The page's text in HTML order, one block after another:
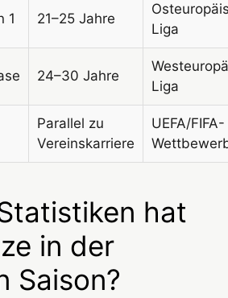
1 21–25 Jahre
Liga
24–30 Jahre
Liga
Parallel zu
Vereinskarriere
UEFA/FIFA-
hat
in der
Saison?